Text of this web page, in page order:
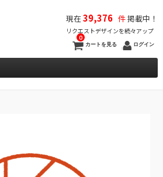
現在39,376 件掲載中！
リクエストデザインを続々アップ
カートを見る
0
ログイン